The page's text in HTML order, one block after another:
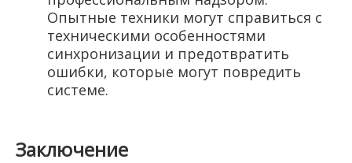
Опытные техники могут справиться с
техническими особенностями
синхронизации и предотвратить
ошибки, которые могут повредить
системе.
Заключение